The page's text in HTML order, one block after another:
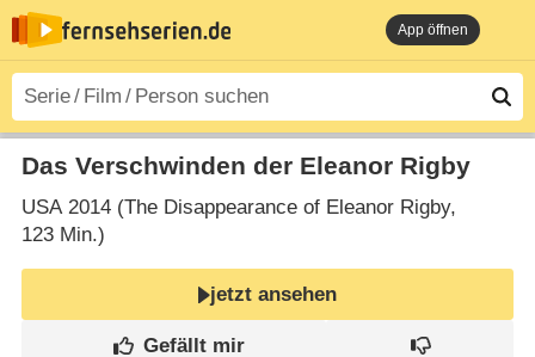
App öffnen
Das Verschwinden der Eleanor Rigby
USA2014 (The Disappearance of Eleanor Rigby‎,
123 Min.)
jetzt ansehen